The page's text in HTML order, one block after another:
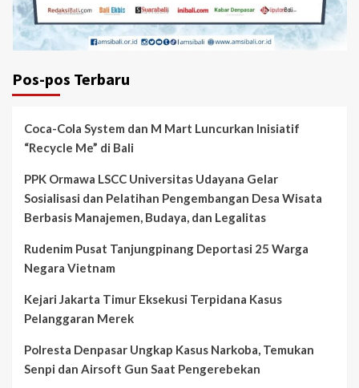
Pos-pos Terbaru
Coca-Cola System dan M Mart Luncurkan Inisiatif
“Recycle Me” di Bali
PPK Ormawa LSCC Universitas Udayana Gelar
Sosialisasi dan Pelatihan Pengembangan Desa Wisata
Berbasis Manajemen, Budaya, dan Legalitas
Rudenim Pusat Tanjungpinang Deportasi 25 Warga
Negara Vietnam
Kejari Jakarta Timur Eksekusi Terpidana Kasus
Pelanggaran Merek
Polresta Denpasar Ungkap Kasus Narkoba, Temukan
Senpi dan Airsoft Gun Saat Pengerebekan